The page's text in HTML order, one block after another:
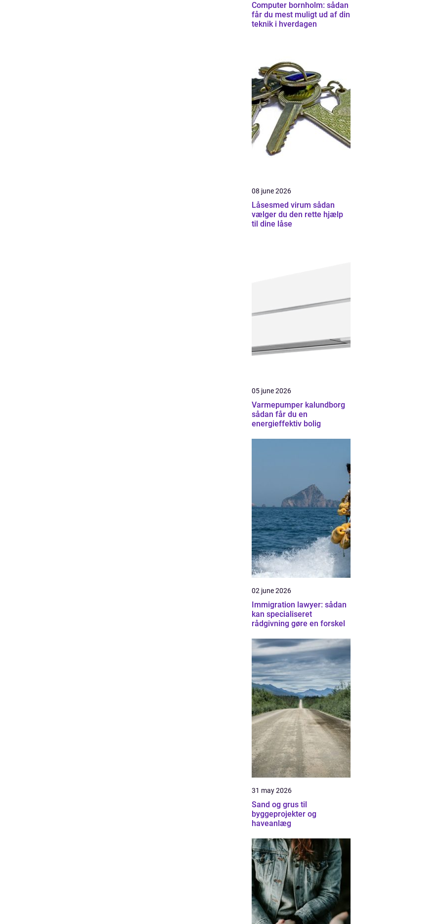
Computer bornholm: sådan
får du mest muligt ud af din
teknik i hverdagen
08 june 2026
Låsesmed virum sådan
vælger du den rette hjælp
til dine låse
05 june 2026
Varmepumper kalundborg
sådan får du en
energieffektiv bolig
02 june 2026
Immigration lawyer: sådan
kan specialiseret
rådgivning gøre en forskel
31 may 2026
Sand og grus til
byggeprojekter og
haveanlæg